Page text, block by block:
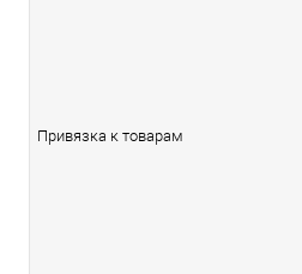
Привязка к товарам